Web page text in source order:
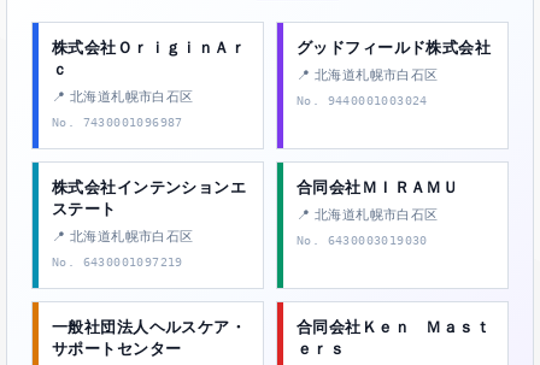
株式会社ＯｒｉｇｉｎＡｒ
ｃ
📍 北海道札幌市白石区
No. 7430001096987
グッドフィールド株式会社
📍 北海道札幌市白石区
No. 9440001003024
株式会社インテンションエ
ステート
📍 北海道札幌市白石区
No. 6430001097219
合同会社ＭＩＲＡＭＵ
📍 北海道札幌市白石区
No. 6430003019030
一般社団法人ヘルスケア・
サポートセンター
合同会社Ｋｅｎ Ｍａｓｔ
ｅｒｓ